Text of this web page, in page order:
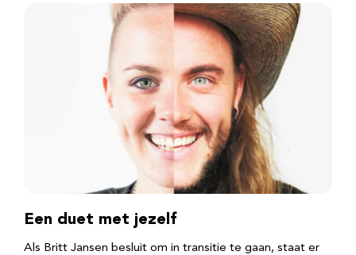
Een duet met jezelf
Als Britt Jansen besluit om in transitie te gaan, staat er